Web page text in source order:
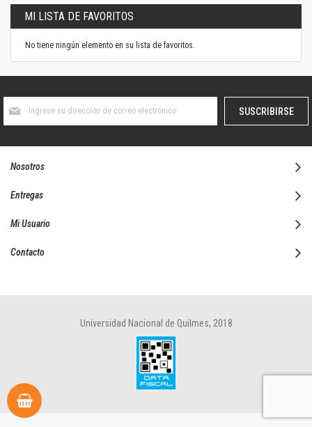
MI LISTA DE FAVORITOS
No tiene ningún elemento en su lista de favoritos.
boletín
SUSCRIBIRSE
Nosotros
Entregas
Mi Usuario
Contacto
Universidad Nacional de Quilmes, 2018